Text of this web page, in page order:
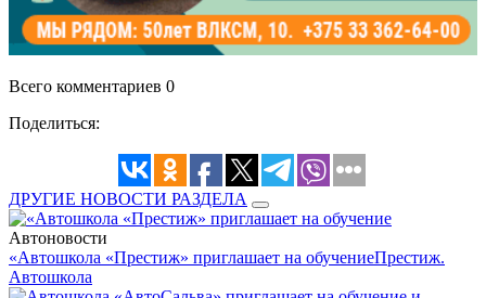
Всего комментариев 0
Поделиться:
ДРУГИЕ НОВОСТИ РАЗДЕЛА
Автоновости
«Автошкола «Престиж» приглашает на обучениеПрестиж.
Автошкола